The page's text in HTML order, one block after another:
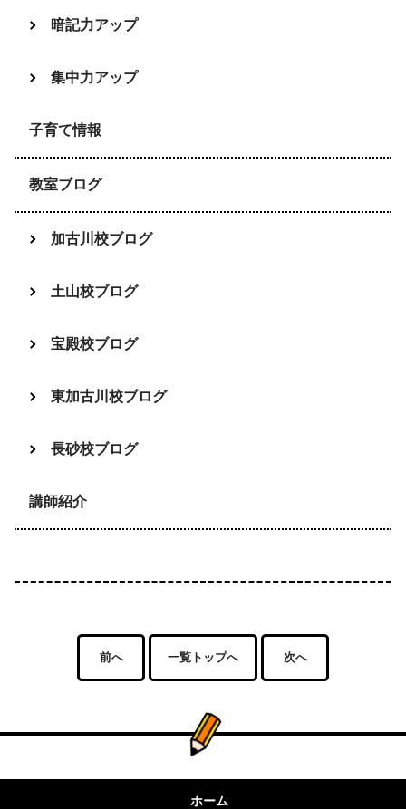
暗記力アップ
集中力アップ
子育て情報
教室ブログ
加古川校ブログ
土山校ブログ
宝殿校ブログ
東加古川校ブログ
長砂校ブログ
講師紹介
前へ 一覧トップへ 次へ
ホーム